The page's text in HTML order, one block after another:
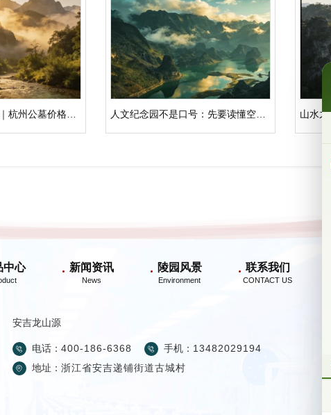
中心 新闻资讯 陵园风景 联系我们
安吉龙山源
电话： 400-186-6368 手机： 13482029194
地址： 浙江省安吉递铺街道古城村